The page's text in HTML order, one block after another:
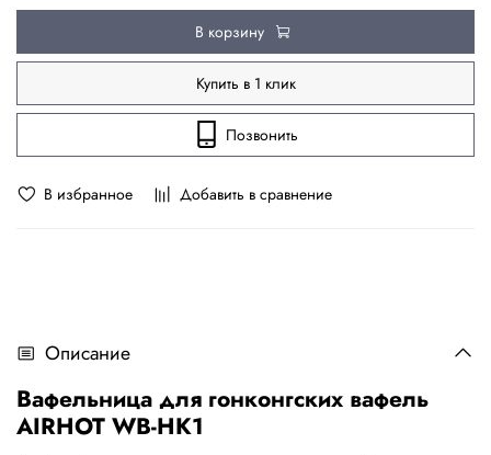
В избранное Добавить в сравнение
В корзину
Купить в 1 клик
Позвонить
Описание
Вафельница для гонконгских вафель
AIRHOT WB-HK1